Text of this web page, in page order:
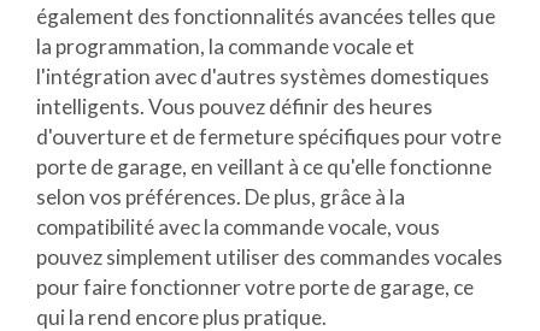
également des fonctionnalités avancées telles que
la programmation, la commande vocale et
l'intégration avec d'autres systèmes domestiques
intelligents. Vous pouvez définir des heures
d'ouverture et de fermeture spécifiques pour votre
porte de garage, en veillant à ce qu'elle fonctionne
selon vos préférences. De plus, grâce à la
compatibilité avec la commande vocale, vous
pouvez simplement utiliser des commandes vocales
pour faire fonctionner votre porte de garage, ce
qui la rend encore plus pratique.